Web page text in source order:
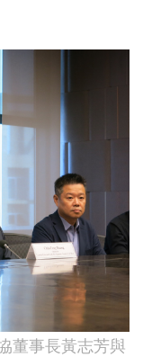
董事長黃志芳與